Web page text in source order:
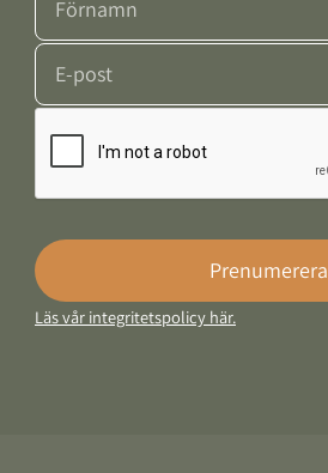
E-post
Prenumerera
Läs vår integritetspolicy här.